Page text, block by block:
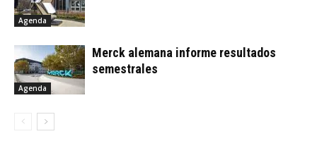
Agenda
Agenda
Merck alemana informe resultados
semestrales